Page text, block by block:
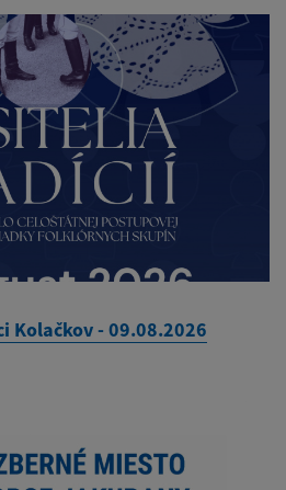
Kolačkov - 09.08.2026